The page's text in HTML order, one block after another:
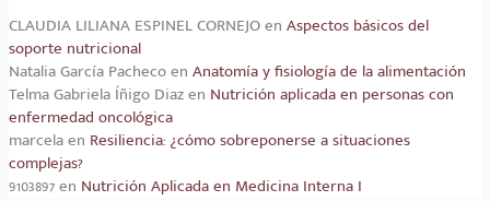
CLAUDIA LILIANA ESPINEL CORNEJOen Aspectos básicos del
soporte nutricional
Natalia García Pachecoen Anatomía y fisiología de la alimentación
Telma Gabriela Íñigo Diazen Nutrición aplicada en personas con
enfermedad oncológica
marcelaen Resiliencia: ¿cómo sobreponerse a situaciones
complejas?
9103897en Nutrición Aplicada en Medicina Interna I